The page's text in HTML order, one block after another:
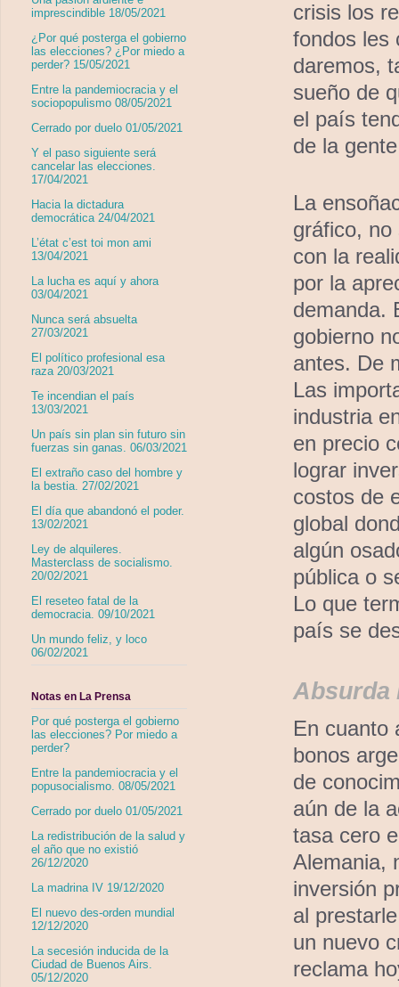
crisis los
fondos les
daremos,
sueño de
el país
de la
La
gráfico, no
con la
por la
demanda.
gobierno
antes. De
Las
industria
en precio
lograr
costos de
global
algún
pública o
Lo que
país se
Absurda
En cuanto
bonos
de
aún de la
tasa cero
Alemania,
inversión
al
un nuevo
reclama
imprescindible 18/05/2021
¿Por qué posterga el gobierno
las elecciones? ¿Por miedo a
perder? 15/05/2021
Entre la pandemiocracia y el
sociopopulismo 08/05/2021
Cerrado por duelo 01/05/2021
Y el paso siguiente será
cancelar las elecciones.
17/04/2021
Hacia la dictadura
democrática 24/04/2021
L’état c’est toi mon ami
13/04/2021
La lucha es aquí y ahora
03/04/2021
Nunca será absuelta
27/03/2021
El político profesional esa
raza 20/03/2021
Te incendian el país
13/03/2021
Un país sin plan sin futuro sin
fuerzas sin ganas. 06/03/2021
El extraño caso del hombre y
la bestia. 27/02/2021
El día que abandonó el poder.
13/02/2021
Ley de alquileres.
Masterclass de socialismo.
20/02/2021
El reseteo fatal de la
democracia. 09/10/2021
Un mundo feliz, y loco
06/02/2021
Notas en La Prensa
Por qué posterga el gobierno
las elecciones? Por miedo a
perder?
Entre la pandemiocracia y el
popusocialismo. 08/05/2021
Cerrado por duelo 01/05/2021
La redistribución de la salud y
el año que no existió
26/12/2020
La madrina IV 19/12/2020
El nuevo des-orden mundial
12/12/2020
La secesión inducida de la
Ciudad de Buenos Airs.
05/12/2020